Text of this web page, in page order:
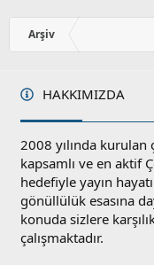
Arşiv
HAKKIMIZDA
2008 yılında kurulan
kapsamlı ve en aktif
hedefiyle yayın
gönüllülük esasına
konuda sizlere
çalışmaktadır.